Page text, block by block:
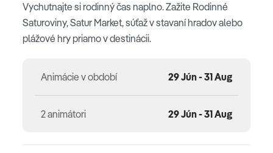
Vychutnajte si rodinný čas naplno. Zažite Rodinné
Saturoviny, Satur Market, súťaž v stavaní hradov alebo
plážové hry priamo v destinácii.
Animácie v období 29 Jún - 31 Aug
2 animátori 29 Jún - 31 Aug